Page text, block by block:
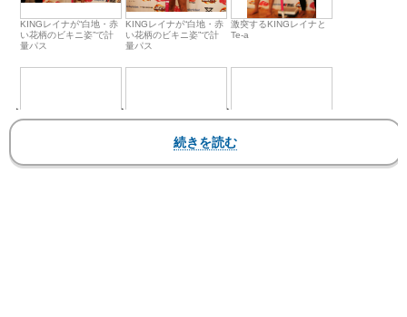
KINGレイナが“白地・赤
い花柄のビキニ姿”で計
量パス
KINGレイナが“白地・赤
い花柄のビキニ姿”で計
量パス
激突するKINGレイナと
Te-a